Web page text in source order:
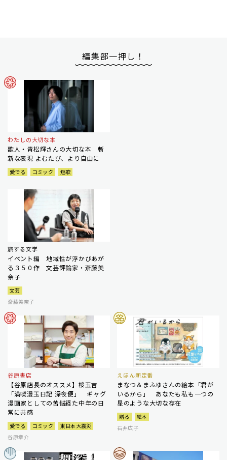
編集部一押し！
わたしの大切な本
歌人・青松輝さんの大切な本 斬
新な表現 よむたび、より自由に
愛でる コミック 短歌
旅する文学
イベント編 地域性が浮かびあが
る３５０作 文芸評論家・斎藤美
奈子
文芸
斎藤美奈子
谷原書店
【谷原店長のオススメ】桜玉吉
「満喫漫玉日記 深夜便」 ギャグ
漫画家としての苦悩経た中年の日
常に共感
愛でる コミック
東日本大震災
谷原章介
えほん新定番
まなつ＆まふゆさんの絵本「君が
いるから」 あなたも私も一つの
星のような大切な存在
贈る
絵本
石井広子